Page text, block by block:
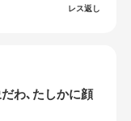
レス返し
わ､たしかに顔